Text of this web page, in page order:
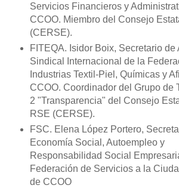
Servicios Financieros y
CCOO. Miembro del Consejo
(CERSE).
FITEQA. Isidor Boix, Secretario de
Sindical Internacional de la
Industrias Textil-Piel, Químicas y
CCOO. Coordinador del Grupo de
2 "Transparencia" del Consejo
RSE (CERSE).
FSC. Elena López Portero,
Economía Social, Autoempleo y
Responsabilidad Social
Federación de Servicios a la
de CCOO